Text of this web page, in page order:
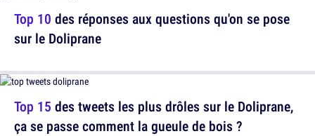
Top 10 des réponses aux questions qu'on se pose
sur le Doliprane
Top 15 des tweets les plus drôles sur le Doliprane,
ça se passe comment la gueule de bois ?